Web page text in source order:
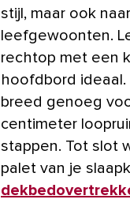
stijl, maar ook
leefgewoonten.
rechtop met een
hoofdbord
breed genoeg
centimeter
stappen. Tot slot
palet van je